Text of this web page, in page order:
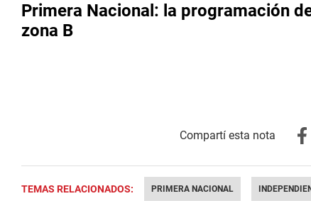
Primera Nacional: la programación
zona B
TEMAS RELACIONADOS: PRIMERA NACIONAL